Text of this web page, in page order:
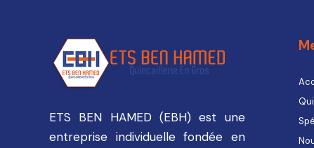
ETS BEN HAMED (EBH) est une
entreprise individuelle fondée en